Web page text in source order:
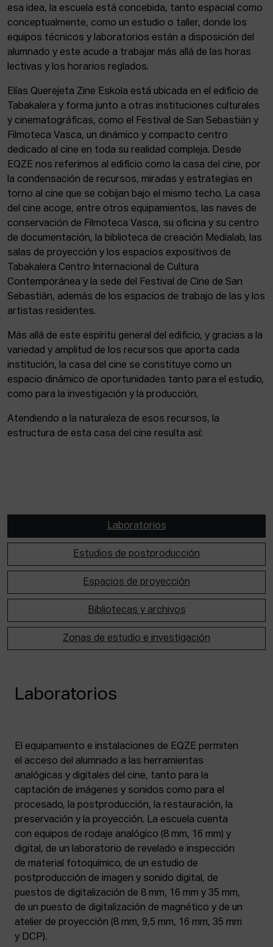
© Elías Querejeta Zine Eskola 2026
Tabakalera · Andre zigarrogileak plaza, 1
20012 Donostia / San Sebastián
T. 0034 943 545 005
E. info@zine-eskola.eus
esa idea, la escuela está concebida, tanto espacial como
conceptualmente, como un estudio o taller, donde los
equipos técnicos y laboratorios están a disposición del
alumnado y este acude a trabajar más allá de las horas
lectivas y los horarios reglados.
Elías Querejeta Zine Eskola está ubicada en el edificio de
Tabakalera y forma junto a otras instituciones culturales
y cinematográficas, como el Festival de San Sebastián y
Filmoteca Vasca, un dinámico y compacto centro
dedicado al cine en toda su realidad compleja. Desde
EQZE nos referimos al edificio como la casa del cine, por
la condensación de recursos, miradas y estrategias en
torno al cine que se cobijan bajo el mismo techo. La casa
del cine acoge, entre otros equipamientos, las naves de
conservación de Filmoteca Vasca, su oficina y su centro
de documentación, la biblioteca de creación Medialab, las
salas de proyección y los espacios expositivos de
Tabakalera Centro Internacional de Cultura
Contemporánea y la sede del Festival de Cine de San
Sebastián, además de los espacios de trabajo de las y los
artistas residentes.
Más allá de este espíritu general del edificio, y gracias a la
variedad y amplitud de los recursos que aporta cada
institución, la casa del cine se constituye como un
espacio dinámico de oportunidades tanto para el estudio,
como para la investigación y la producción.
Atendiendo a la naturaleza de esos recursos, la
estructura de esta casa del cine resulta así:
Laboratorios
Estudios de postproducción
Espacios de proyección
Bibliotecas y archivos
Zonas de estudio e investigación
Laboratorios
El equipamiento e instalaciones de EQZE permiten
el acceso del alumnado a las herramientas
analógicas y digitales del cine, tanto para la
captación de imágenes y sonidos como para el
procesado, la postproducción, la restauración, la
preservación y la proyección. La escuela cuenta
con equipos de rodaje analógico (8 mm, 16 mm) y
digital, de un laboratorio de revelado e inspección
de material fotoquímico, de un estudio de
postproducción de imagen y sonido digital, de
puestos de digitalización de 8 mm, 16 mm y 35 mm,
de un puesto de digitalización de magnético y de un
atelier de proyección (8 mm, 9,5 mm, 16 mm, 35 mm
y DCP).